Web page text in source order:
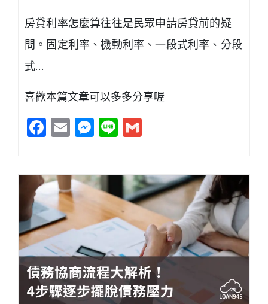
房貸利率怎麼算往往是民眾申請房貸前的疑
問。固定利率、機動利率、一段式利率、分段
式…
喜歡本篇文章可以多多分享喔
Facebook
EmailMessenger
Line